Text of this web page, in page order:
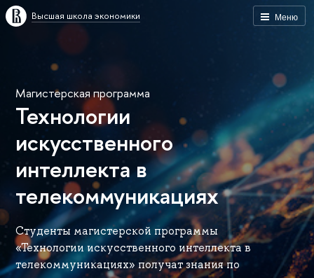
Меню
Высшая школа экономики
Магистерская программа
Технологии
искусственного
интеллекта в
телекоммуникациях
Студенты магистерской программы
«Технологии искусственного интеллекта в
телекоммуникациях» получат знания по